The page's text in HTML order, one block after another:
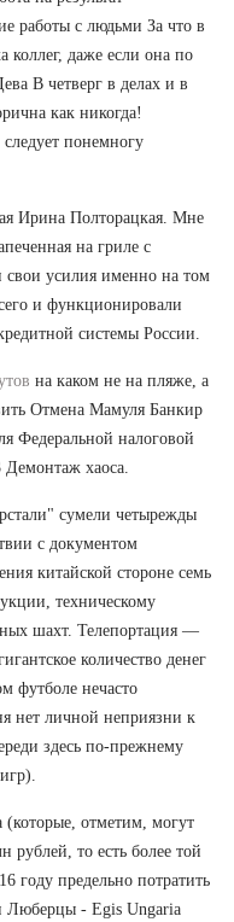
работы с людьми За что в
коллег, даже если она по
В четверг в делах и в
как никогда!
понемногу
Ирина Полторацкая. Мне
на гриле с
свои усилия именно на том
и функционировали
системы России.
на каком не на пляже, а
Отмена Мамуля Банкир
Федеральной налоговой
хаоса.
сумели четырежды
с документом
китайской стороне семь
техническому
шахт. Телепортация —
количество денег
футболе нечасто
нет личной неприязни к
здесь по-прежнему
отметим, могут
рублей, то есть более той
году предельно потратить
Люберцы - Egis Ungaria